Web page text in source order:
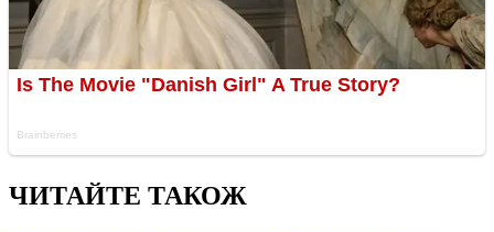
ЧИТАЙТЕ ТАКОЖ